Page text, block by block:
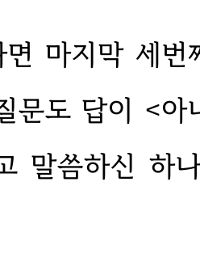
면 마지막 세
문도 답이 <아
말씀하신 하